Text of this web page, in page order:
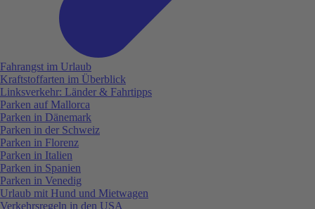
Fahrangst im Urlaub
Kraftstoffarten im Überblick
Linksverkehr: Länder & Fahrtipps
Parken auf Mallorca
Parken in Dänemark
Parken in der Schweiz
Parken in Florenz
Parken in Italien
Parken in Spanien
Parken in Venedig
Urlaub mit Hund und Mietwagen
Verkehrsregeln in den USA